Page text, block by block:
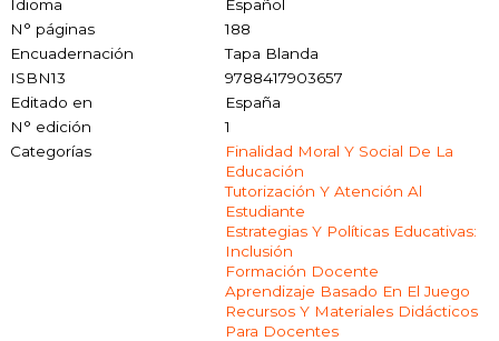
Idioma
Español
N° páginas
188
Encuadernación
Tapa Blanda
ISBN13
9788417903657
Editado en
España
N° edición
1
Categorías
Finalidad Moral Y Social De La
Educación
Tutorización Y Atención Al
Estudiante
Estrategias Y Políticas Educativas:
Inclusión
Formación Docente
Aprendizaje Basado En El Juego
Recursos Y Materiales Didácticos
Para Docentes